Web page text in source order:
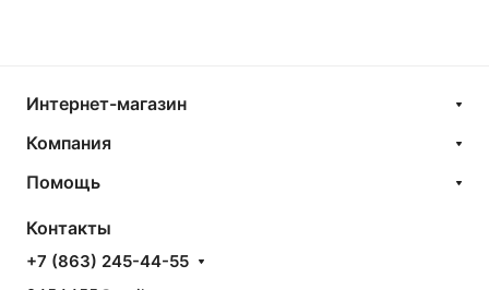
Интернет-магазин
Компания
Помощь
Контакты
+7 (863) 245-44-55